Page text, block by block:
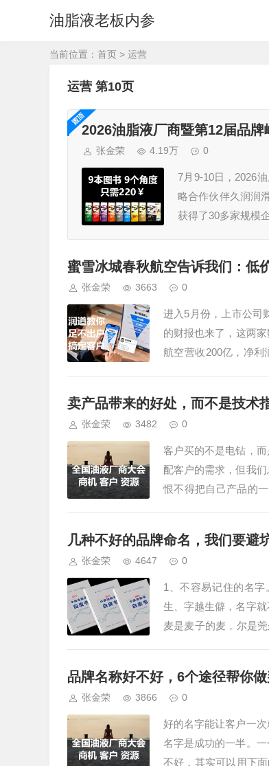
油脂液老板内参
当前位置： 首页 > 运营
运营 第10页
2026油脂液厂商暨第12届品
张金荣 4.19万 0
7月9-10日，2026
略合作伙伴久润润
获得了30多家规模
蜜雪冰城春秋航空告诉我们：低
张金荣 3663 0
进入5月份，上市公司
的财报也来了，这两
航空营收200亿，净利
卖产品带来的好处，而不是技术
张金荣 3482 0
客户买的不是电钻，
配客户的需求，但我
恨不得把自己产品的
几种不好的品牌命名，我们要避
张金荣 4647 0
1、不容易记住的名
生、字越生僻，名字
麦是麦子的麦，尔是
品牌名称好不好，6个途径帮你
张金荣 3866 0
好的名字能让客户一
名字是成功的一半。
不好，其实可以用下